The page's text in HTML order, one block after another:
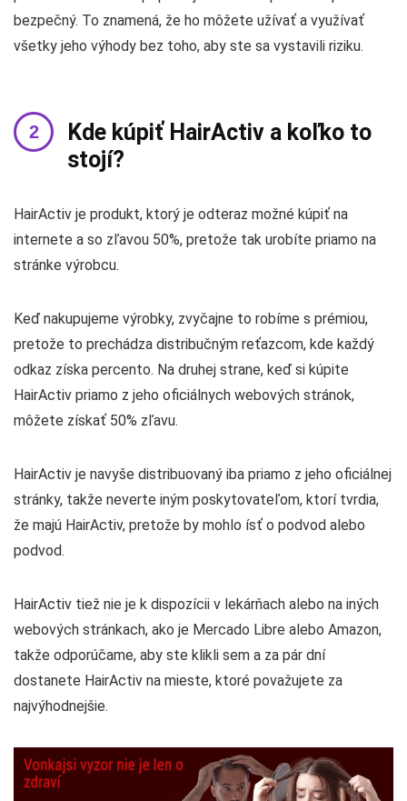
bezpečný. To znamená, že ho môžete užívať a využívať
všetky jeho výhody bez toho, aby ste sa vystavili riziku.
Kde kúpiť HairActiv a koľko to
stojí?
HairActiv je produkt, ktorý je odteraz možné kúpiť na
internete a so zľavou 50%, pretože tak urobíte priamo na
stránke výrobcu.
Keď nakupujeme výrobky, zvyčajne to robíme s prémiou,
pretože to prechádza distribučným reťazcom, kde každý
odkaz získa percento. Na druhej strane, keď si kúpite
HairActiv priamo z jeho oficiálnych webových stránok,
môžete získať 50% zľavu.
HairActiv je navyše distribuovaný iba priamo z jeho oficiálnej
stránky, takže neverte iným poskytovateľom, ktorí tvrdia,
že majú HairActiv, pretože by mohlo ísť o podvod alebo
podvod.
HairActiv tiež nie je k dispozícii v lekárňach alebo na iných
webových stránkach, ako je Mercado Libre alebo Amazon,
takže odporúčame, aby ste klikli sem a za pár dní
dostanete HairActiv na mieste, ktoré považujete za
najvýhodnejšie.